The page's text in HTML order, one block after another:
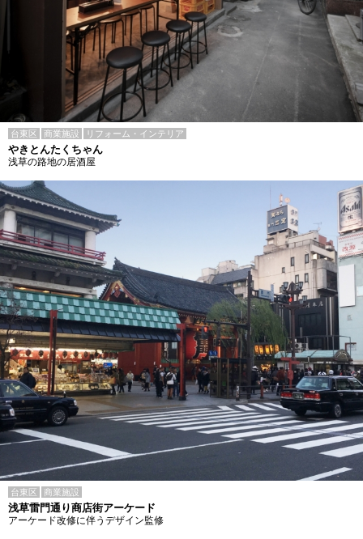
台東区 商業施設 リフォーム・インテリア
やきとんたくちゃん
浅草の路地の居酒屋
台東区 商業施設
浅草雷門通り商店街アーケード
アーケード改修に伴うデザイン監修